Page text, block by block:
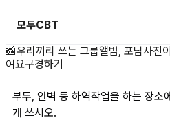
모두CBT
부두, 안벽 등 하역
📸우리끼리 쓰는 그룹앨범, 포담사진
여요구경하기
부두, 안벽 등 하역작업을 하는 장소
개 쓰시오.